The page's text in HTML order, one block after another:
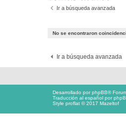
Ir a búsqueda avanzada
No se encontraron
Ir a búsqueda avanzada
Desarrollado porphpBB®
Traducción al español por
Style proflat © 2017 Mazeltof